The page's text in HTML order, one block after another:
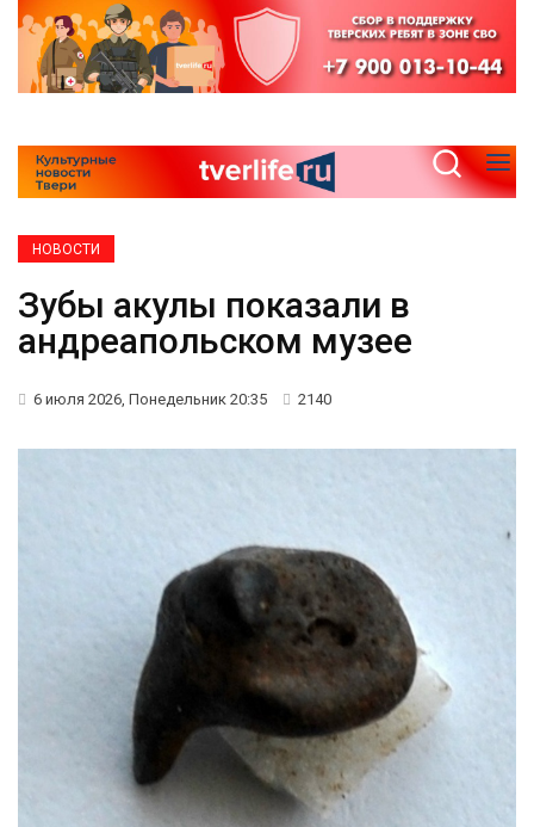
НОВОСТИ
Зубы акулы показали в
андреапольском музее
6 июля 2026, Понедельник 20:35 2140